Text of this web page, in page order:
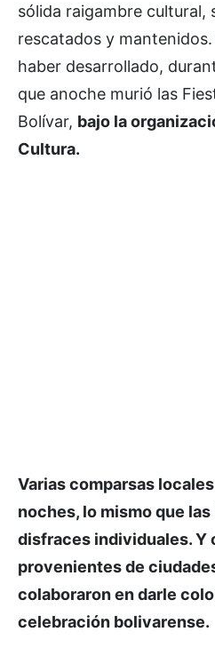
sólida raigambre cultural,
rescatados y
haber desarrollado,
que anoche murió las
Bolívar, bajo la
Cultura.
Varias comparsas
noches, lo mismo que
disfraces individuales. Y
provenientes de
colaboraron en darle
celebración bolivarense.